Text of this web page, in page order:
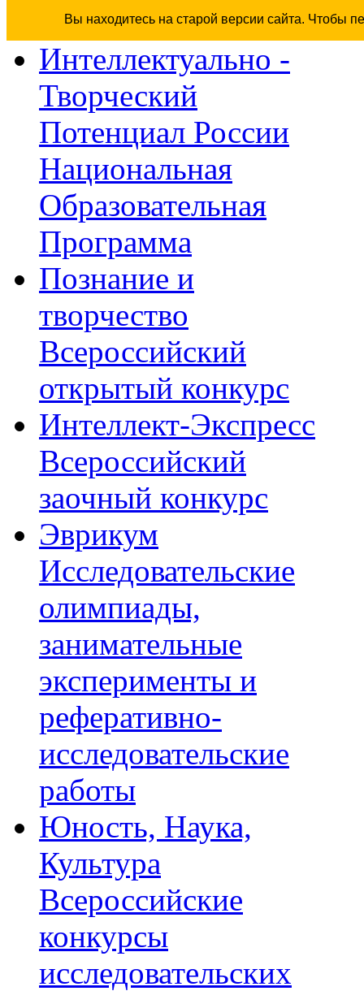
Вы находитесь на старой версии сайта. Чтобы
Интеллектуально -
Творческий
Потенциал России
Национальная
Образовательная
Программа
Познание и
творчество
Всероссийский
открытый конкурс
Интеллект-Экспресс
Всероссийский
заочный конкурс
Эврикум
Исследовательские
олимпиады,
занимательные
эксперименты и
реферативно-
исследовательские
работы
Юность, Наука,
Культура
Всероссийские
конкурсы
исследовательских